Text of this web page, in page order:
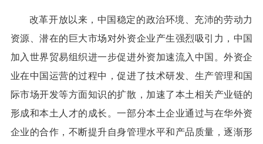
改革开放以来，中国稳定的政治环境、充沛的劳动力
资源、潜在的巨大市场对外资企业产生强烈吸引力，中国
加入世界贸易组织进一步促进外资加速流入中国。外资企
业在中国运营的过程中，促进了技术研发、生产管理和国
际市场开发等方面知识的扩散，加速了本土相关产业链的
形成和本土人才的成长。一部分本土企业通过与在华外资
企业的合作，不断提升自身管理水平和产品质量，逐渐形